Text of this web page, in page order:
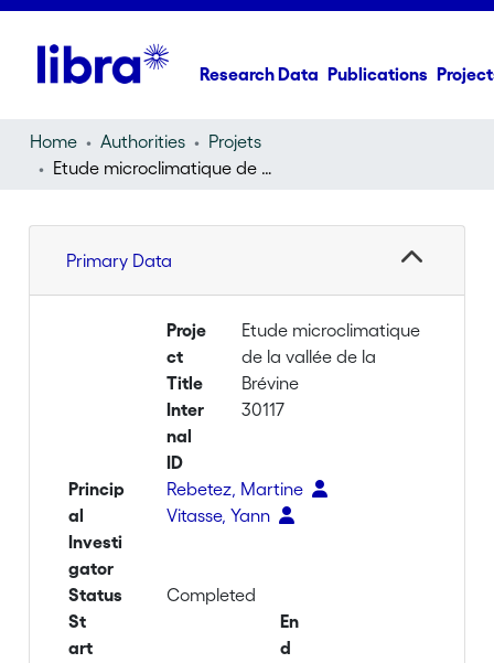
Research Data Publications
Home Authorities
Projets
Etude microclimatique de la vallée de la Brévine
Primary Data
Proje
ct
Title
Etude microclimatique
de la vallée de la
Brévine
Inter
nal
ID
30117
Princip
al
Investi
gator
Rebetez, Martine
Vitasse, Yann
Status
Completed
St
art
En
d